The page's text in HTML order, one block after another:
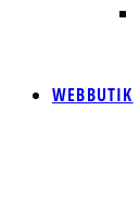
WEBBUTIK